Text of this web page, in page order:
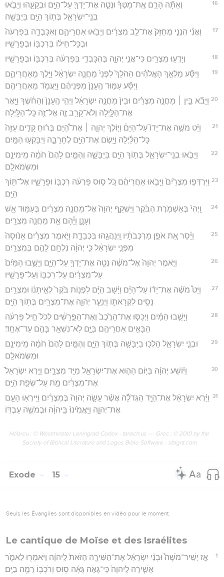
16
וְאַתָּ֞ה הָרֵ֣ם אֶֽת־מַטְּךָ֗ וּנְטֵ֧ה אֶת־יָדְךָ֛ עַל־הַיָּ֖ם וּבְקָעֵ֑הוּ וְיָבֹ֧אוּ
בְנֵֽי־יִשְׂרָאֵ֛ל בְּת֥וֹךְ הַיָּ֖ם בַּיַּבָּשָֽׁה׃
17
וַאֲנִ֗י הִנְנִ֤י מְחַזֵּק֙ אֶת־לֵ֣ב מִצְרַ֔יִם וְיָבֹ֖אוּ אַחֲרֵיהֶ֑ם וְאִכָּבְדָ֤ה בְּפַרְעֹה֙
וּבְכָל־חֵיל֔וֹ בְּרִכְבּ֖וֹ וּבְפָרָשָֽׁיו׃
18 וְיָדְע֥וּ מִצְרַ֖יִם כִּי־אֲנִ֣י יְהוָ֑ה בְּהִכָּבְדִ֣י בְּפַרְעֹ֔ה בְּרִכְבּ֖וֹ וּבְפָרָשָֽׁיו׃
19
וַיִּסַּ֞ע מַלְאַ֣ךְ הָאֱלֹהִ֗ים הַהֹלֵךְ֙ לִפְנֵי֙ מַחֲנֵ֣ה יִשְׂרָאֵ֔ל וַיֵּ֖לֶךְ מֵאַחֲרֵיהֶ֑ם
וַיִּסַּ֞ע עַמּ֤וּד הֶֽעָנָן֙ מִפְּנֵיהֶ֔ם וַיַּֽעֲמֹ֖ד מֵאַחֲרֵיהֶֽם׃
20 וַיָּבֹ֞א בֵּ֣ין ׀ מַחֲנֵ֣ה מִצְרַ֗יִם וּבֵין֙ מַחֲנֵ֣ה יִשְׂרָאֵ֔ל וַיְהִ֤י הֶֽעָנָן֙ וְהַחֹ֔שֶׁךְ וַיָּ֖אֶר
אֶת־הַלָּ֑יְלָה וְלֹא־קָרַ֥ב זֶ֛ה אֶל־זֶ֖ה כָּל־הַלָּֽיְלָה׃
21
וַיֵּ֨ט מֹשֶׁ֣ה אֶת־יָדוֹ֮ עַל־הַיָּם֒ וַיּ֣וֹלֶךְ יְהוָ֣ה ׀ אֶת־הַ֠יָּם בְּר֨וּחַ קָדִ֤ים עַזָּה֙
כָּל־הַלַּ֔יְלָה וַיָּ֥שֶׂם אֶת־הַיָּ֖ם לֶחָרָבָ֑ה וַיִּבָּקְע֖וּ הַמָּֽיִם׃
22
וַיָּבֹ֧אוּ בְנֵֽי־יִשְׂרָאֵ֛ל בְּת֥וֹךְ הַיָּ֖ם בַּיַּבָּשָׁ֑ה וְהַמַּ֤יִם לָהֶם֙ חֹמָ֔ה מִֽימִינָ֖ם
וּמִשְּׂמֹאלָֽם׃
23 וַיִּרְדְּפ֤וּ מִצְרַ֙יִם֙ וַיָּבֹ֣אוּ אַחֲרֵיהֶ֔ם כֹּ֚ל ס֣וּס פַּרְעֹ֔ה רִכְבּ֖וֹ וּפָרָשָׁ֑יו אֶל־תּ֖וֹךְ
הַיָּֽם׃
24
וַֽיְהִי֙ בְּאַשְׁמֹ֣רֶת הַבֹּ֔קֶר וַיַּשְׁקֵ֤ף יְהוָה֙ אֶל־מַחֲנֵ֣ה מִצְרַ֔יִם בְּעַמּ֥וּד אֵ֖שׁ
וְעָנָ֑ן וַיָּ֕הָם אֵ֖ת מַחֲנֵ֥ה מִצְרָֽיִם׃
25
וַיָּ֗סַר אֵ֚ת אֹפַ֣ן מַרְכְּבֹתָ֔יו וַֽיְנַהֲגֵ֖הוּ בִּכְבֵדֻ֑ת וַיֹּ֣אמֶר מִצְרַ֗יִם אָנ֙וּסָה֙
מִפְּנֵ֣י יִשְׂרָאֵ֔ל כִּ֣י יְהוָ֔ה נִלְחָ֥ם לָהֶ֖ם בְּמִצְרָֽיִם
26
וַיֹּ֤אמֶר יְהוָה֙ אֶל־מֹשֶׁ֔ה נְטֵ֥ה אֶת־יָדְךָ֖ עַל־הַיָּ֑ם וְיָשֻׁ֤בוּ הַמַּ֙יִם֙
עַל־מִצְרַ֔יִם עַל־רִכְבּ֖וֹ וְעַל־פָּרָשָֽׁיו׃
27
וַיֵּט֩ מֹשֶׁ֨ה אֶת־יָד֜וֹ עַל־הַיָּ֗ם וַיָּ֨שָׁב הַיָּ֜ם לִפְנ֥וֹת בֹּ֙קֶר֙ לְאֵ֣יתָנ֔וֹ וּמִצְרַ֖יִם
נָסִ֣ים לִקְרָאת֑וֹ וַיְנַעֵ֧ר יְהוָ֛ה אֶת־מִצְרַ֖יִם בְּת֥וֹךְ הַיָּֽם׃
28
וַיָּשֻׁ֣בוּ הַמַּ֗יִם וַיְכַסּ֤וּ אֶת־הָרֶ֙כֶב֙ וְאֶת־הַפָּ֣רָשִׁ֔ים לְכֹל֙ חֵ֣יל פַּרְעֹ֔ה
הַבָּאִ֥ים אַחֲרֵיהֶ֖ם בַּיָּ֑ם לֹֽא־נִשְׁאַ֥ר בָּהֶ֖ם עַד־אֶחָֽד׃
29
וּבְנֵ֧י יִשְׂרָאֵ֛ל הָלְכ֥וּ בַיַּבָּשָׁ֖ה בְּת֣וֹךְ הַיָּ֑ם וְהַמַּ֤יִם לָהֶם֙ חֹמָ֔ה מִֽימִינָ֖ם
וּמִשְּׂמֹאלָֽם
30
וַיּ֨וֹשַׁע יְהוָ֜ה בַּיּ֥וֹם הַה֛וּא אֶת־יִשְׂרָאֵ֖ל מִיַּ֣ד מִצְרָ֑יִם וַיַּ֤רְא יִשְׂרָאֵל֙
אֶת־מִצְרַ֔יִם מֵ֖ת עַל־שְׂפַ֥ת הַיָּֽם׃
31 וַיַּ֨רְא יִשְׂרָאֵ֜ל אֶת־הַיָּ֣ד הַגְּדֹלָ֗ה אֲשֶׁ֨ר עָשָׂ֤ה יְהוָה֙ בְּמִצְרַ֔יִם וַיִּֽירְא֥וּ הָעָ֖ם
אֶת־יְהוָ֑ה וַיַּֽאֲמִ֙ינוּ֙ בַּֽיהוָ֔ה וּבְמֹשֶׁ֖ה עַבְדּֽוֹ׃
Hébreu : © Westminster Leningrad Codex - tanach.us --- Grec : © 2010 by the
Society of Biblical Literature and Logos Bible Software - sblgnt.com
Exode 15
Seuls les Évangiles sont disponibles en vidéo pour le moment.
Le cantique de Moïse et des Israélites
1
אָ֣ז יָשִֽׁיר־מֹשֶׁה֩ וּבְנֵ֨י יִשְׂרָאֵ֜ל אֶת־הַשִּׁירָ֤ה הַזֹּאת֙ לַֽיהוָ֔ה וַיֹּאמְר֖וּ לֵאמֹ֑ר
אָשִׁ֤ירָה לַֽיהוָה֙ כִּֽי־גָאֹ֣ה גָּאָ֔ה ס֥וּס וְרֹכְב֖וֹ רָמָ֥ה בַיָּֽם׃